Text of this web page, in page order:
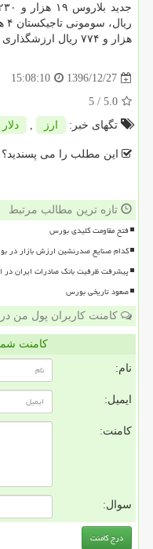
هزار و ۷۷۴ ریال ارزشگذاری گردید.
1396/12/27
15:08:10
5.0
/ 5
تگهای خبر:
ارز , دلار
این مطلب را می پسندید؟
تازه ترین مطالب مرتبط
فتح مقاومت کلیدی بورس
کدام صنایع صدرنشین ارزش بازار در بورس
پیشرفت ظرفیت بانک صادرات ایران در
صعود تاریخی بورس
کامنت کاربران پول من
کامنت
نام:
ایمیل:
کامنت:
سوال: